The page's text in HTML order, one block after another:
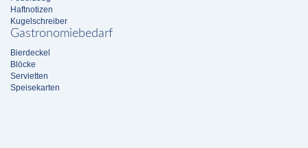
Haftnotizen
Kugelschreiber
Gastronomiebedarf
Bierdeckel
Blöcke
Servietten
Speisekarten